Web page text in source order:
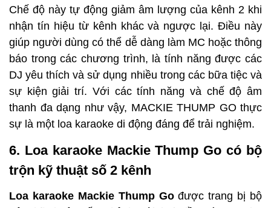
Chế độ này tự động giảm âm lượng của kênh 2 khi
nhận tín hiệu từ kênh khác và ngược lại. Điều này
giúp người dùng có thể dễ dàng làm MC hoặc thông
báo trong các chương trình, là tính năng được các
DJ yêu thích và sử dụng nhiều trong các bữa tiệc và
sự kiện giải trí. Với các tính năng và chế độ âm
thanh đa dạng như vậy, MACKIE THUMP GO thực
sự là một loa karaoke di động đáng để trải nghiệm.
6. Loa karaoke Mackie Thump Go có bộ
trộn kỹ thuật số 2 kênh
Loa karaoke Mackie Thump Go được trang bị bộ